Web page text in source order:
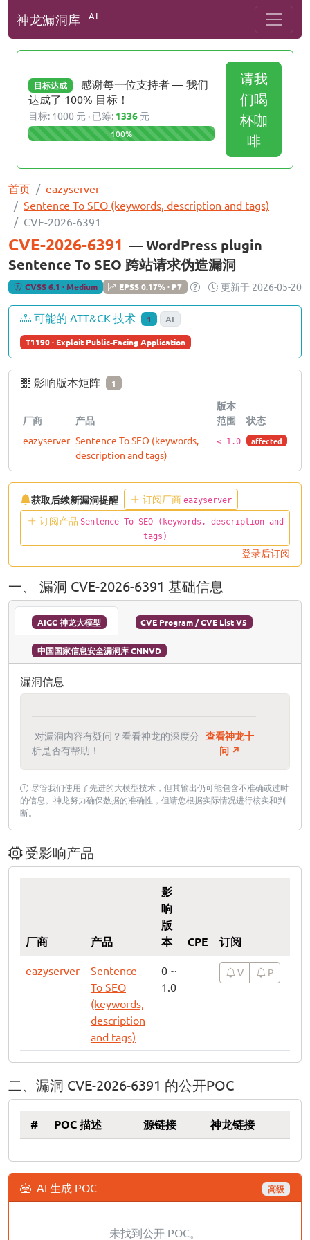
神龙漏洞库 - AI
目标达成
感谢每一位支持者 — 我们
达成了 100% 目标！
目标: 1000 元 · 已筹: 1336 元
100%
请我
们喝
杯咖
啡
首页
eazyserver
Sentence To SEO (keywords, description and tags)
CVE-2026-6391
CVE-2026-6391 — WordPress plugin
Sentence To SEO 跨站请求伪造漏洞
CVSS 6.1 · Medium EPSS 0.17% · P7 更新于 2026-05-20
可能的 ATT&CK 技术 1 AI
T1190 · Exploit Public-Facing Application
影响版本矩阵 1
厂商 产品
版本
范围
状态
eazyserver Sentence To SEO (keywords,
description and tags)
≤ 1.0 affected
获取后续新漏洞提醒 订阅厂商 eazyserver
订阅产品 Sentence To SEO (keywords, description and
tags)
登录后订阅
一、 漏洞 CVE-2026-6391 基础信息
AIGC 神龙大模型 CVE Program / CVE List V5
中国国家信息安全漏洞库 CNNVD
漏洞信息
对漏洞内容有疑问？看看神龙的深度分
析是否有帮助！
查看神龙十
问 ↗
尽管我们使用了先进的大模型技术，但其输出仍可能包含不准确或过时
的信息。神龙努力确保数据的准确性，但请您根据实际情况进行核实和判
断。
受影响产品
厂商 产品
影
响
版
本
CPE 订阅
eazyserver
Sentence
To SEO
(keywords,
description
and tags)
0 ~
1.0
- V P
二、漏洞 CVE-2026-6391 的公开POC
# POC 描述 源链接 神龙链接
AI 生成 POC 高级
未找到公开 POC。